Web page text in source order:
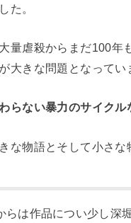
た。
量虐殺からまだ100年
大きな問題となってい
らない暴力のサイクル
な物語とそして小さな
らは作品につい少し深